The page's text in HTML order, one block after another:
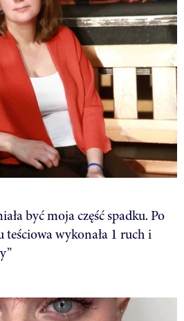
być moja część spadku. Po
wykonała 1 ruch i